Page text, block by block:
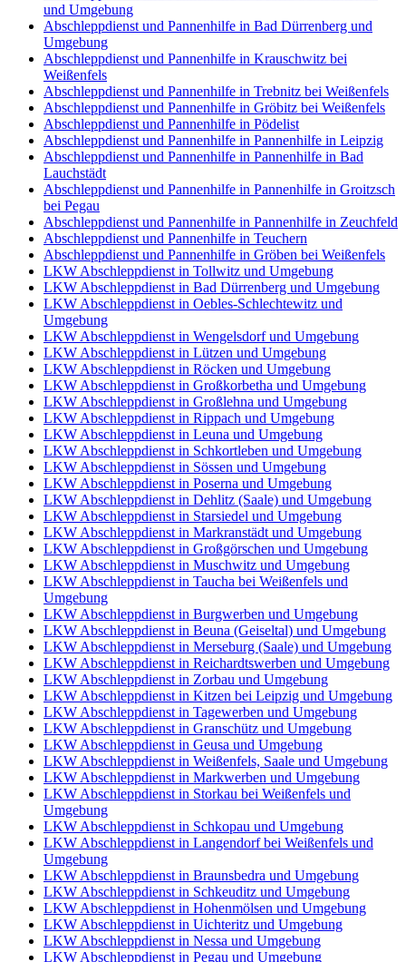
und Umgebung
Abschleppdienst und Pannenhilfe in Bad Dürrenberg und
Umgebung
Abschleppdienst und Pannenhilfe in Krauschwitz bei
Weißenfels
Abschleppdienst und Pannenhilfe in Trebnitz bei Weißenfels
Abschleppdienst und Pannenhilfe in Gröbitz bei Weißenfels
Abschleppdienst und Pannenhilfe in Pödelist
Abschleppdienst und Pannenhilfe in Pannenhilfe in Leipzig
Abschleppdienst und Pannenhilfe in Pannenhilfe in Bad
Lauchstädt
Abschleppdienst und Pannenhilfe in Pannenhilfe in Groitzsch
bei Pegau
Abschleppdienst und Pannenhilfe in Pannenhilfe in Zeuchfeld
Abschleppdienst und Pannenhilfe in Teuchern
Abschleppdienst und Pannenhilfe in Gröben bei Weißenfels
LKW Abschleppdienst in Tollwitz und Umgebung
LKW Abschleppdienst in Bad Dürrenberg und Umgebung
LKW Abschleppdienst in Oebles-Schlechtewitz und
Umgebung
LKW Abschleppdienst in Wengelsdorf und Umgebung
LKW Abschleppdienst in Lützen und Umgebung
LKW Abschleppdienst in Röcken und Umgebung
LKW Abschleppdienst in Großkorbetha und Umgebung
LKW Abschleppdienst in Großlehna und Umgebung
LKW Abschleppdienst in Rippach und Umgebung
LKW Abschleppdienst in Leuna und Umgebung
LKW Abschleppdienst in Schkortleben und Umgebung
LKW Abschleppdienst in Sössen und Umgebung
LKW Abschleppdienst in Poserna und Umgebung
LKW Abschleppdienst in Dehlitz (Saale) und Umgebung
LKW Abschleppdienst in Starsiedel und Umgebung
LKW Abschleppdienst in Markranstädt und Umgebung
LKW Abschleppdienst in Großgörschen und Umgebung
LKW Abschleppdienst in Muschwitz und Umgebung
LKW Abschleppdienst in Taucha bei Weißenfels und
Umgebung
LKW Abschleppdienst in Burgwerben und Umgebung
LKW Abschleppdienst in Beuna (Geiseltal) und Umgebung
LKW Abschleppdienst in Merseburg (Saale) und Umgebung
LKW Abschleppdienst in Reichardtswerben und Umgebung
LKW Abschleppdienst in Zorbau und Umgebung
LKW Abschleppdienst in Kitzen bei Leipzig und Umgebung
LKW Abschleppdienst in Tagewerben und Umgebung
LKW Abschleppdienst in Granschütz und Umgebung
LKW Abschleppdienst in Geusa und Umgebung
LKW Abschleppdienst in Weißenfels, Saale und Umgebung
LKW Abschleppdienst in Markwerben und Umgebung
LKW Abschleppdienst in Storkau bei Weißenfels und
Umgebung
LKW Abschleppdienst in Schkopau und Umgebung
LKW Abschleppdienst in Langendorf bei Weißenfels und
Umgebung
LKW Abschleppdienst in Braunsbedra und Umgebung
LKW Abschleppdienst in Schkeuditz und Umgebung
LKW Abschleppdienst in Hohenmölsen und Umgebung
LKW Abschleppdienst in Uichteritz und Umgebung
LKW Abschleppdienst in Nessa und Umgebung
LKW Abschleppdienst in Pegau und Umgebung